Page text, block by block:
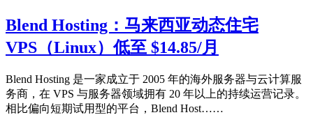
Blend Hosting：马来西亚动态住宅
VPS（Linux）低至 $14.85/月
Blend Hosting 是一家成立于 2005 年的海外服务器与云计算服
务商，在 VPS 与服务器领域拥有 20 年以上的持续运营记录。
相比偏向短期试用型的平台，Blend Host……